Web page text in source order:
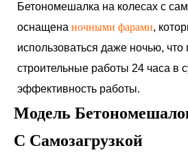
Бетономешалка на колесах с
оснащена ночными фарами,
использоваться даже ночью, что
строительные работы 24 часа в
эффективность работы.
Модель
С Самозагрузкой